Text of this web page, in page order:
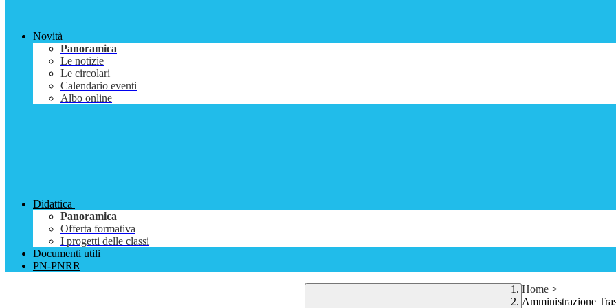
Novità
Panoramica
Le notizie
Le circolari
Calendario eventi
Albo online
Didattica
Panoramica
Offerta formativa
I progetti delle classi
Documenti utili
PN-PNRR
Home >
Amministrazione